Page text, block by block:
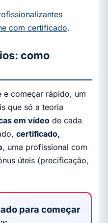
com certificado.
como
e começar rápido, um
que só a teoria
em vídeo de cada
certificado,
, uma profissional com
úteis (precificação,
para começar